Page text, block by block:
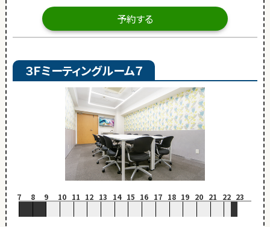
予約する
３Ｆミーティングルーム７
7 8 9 10 11 12 13 14 15 16 17 18 19 20 21 22 23